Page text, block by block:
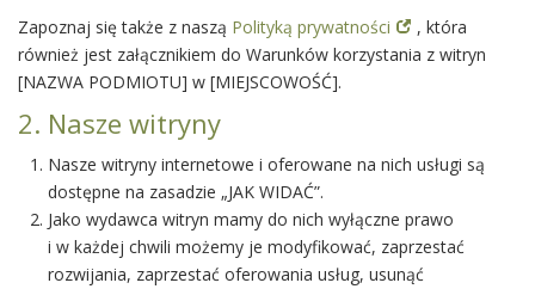
Zapoznaj się także z naszą Polityką prywatności
, która
również jest załącznikiem do Warunków korzystania z witryn
[NAZWA PODMIOTU] w [MIEJSCOWOŚĆ].
2. Nasze witryny
Nasze witryny internetowe i oferowane na nich usługi są
dostępne na zasadzie „JAK WIDAĆ”.
Jako wydawca witryn mamy do nich wyłączne prawo
i w każdej chwili możemy je modyfikować, zaprzestać
rozwijania, zaprzestać oferowania usług, usunąć